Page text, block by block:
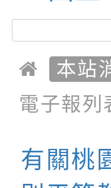
緒學
梯次)
字稿
函轉
海報
檢送
「小
「
養練
書會
有關
年─青
字稿
為配
者權
環境
檢送
字稿
有關
本站
電子報列
有關桃